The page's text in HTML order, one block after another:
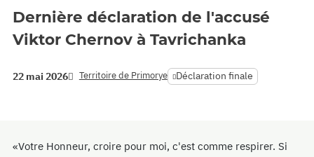
Dernière déclaration de l'accusé
Viktor Chernov à Tavrichanka
22 mai 2026 Territoire de Primorye Déclaration finale
«Votre Honneur, croire pour moi, c'est comme respirer. Si